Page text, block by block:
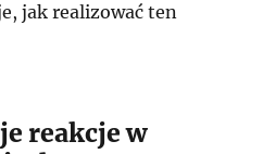
jak realizować ten
reakcje w